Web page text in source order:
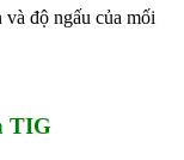
độ ngấu của mối
TIG